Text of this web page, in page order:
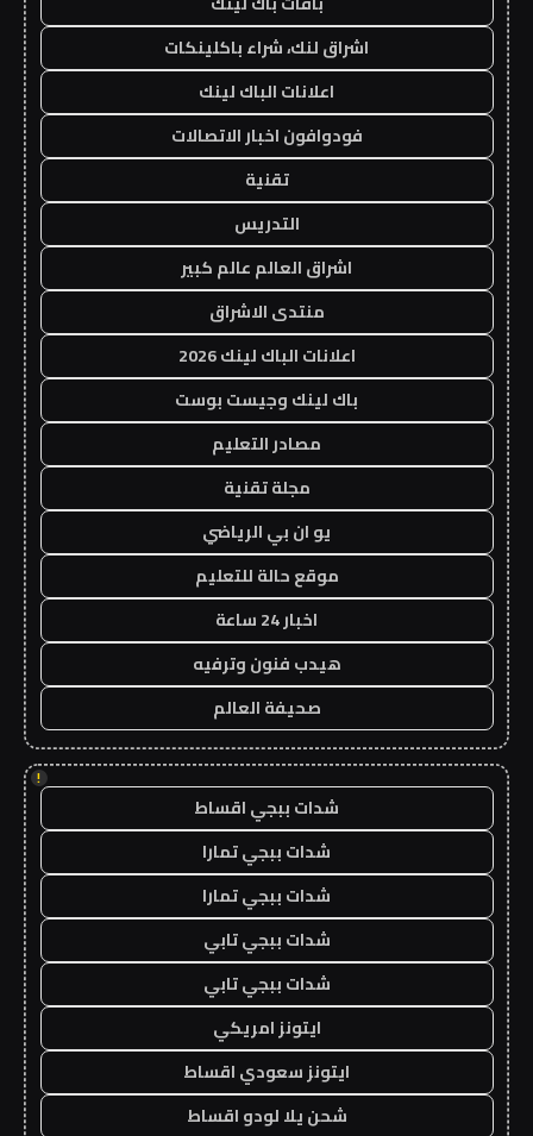
اشراق لنك، شراء باكلينكات
اعلانات الباك لينك
فودوافون اخبار الاتصالات
تقنية
التدريس
اشراق العالم عالم كبير
منتدى الاشراق
اعلانات الباك لينك 2026
باك لينك وجيست بوست
مصادر التعليم
مجلة تقنية
يو ان بي الرياضي
موقع حالة للتعليم
اخبار 24 ساعة
هيدب فنون وترفيه
صحيفة العالم
!
شدات ببجي اقساط
شدات ببجي تمارا
شدات ببجي تمارا
شدات ببجي تابي
شدات ببجي تابي
ايتونز امريكي
ايتونز سعودي اقساط
شحن يلا لودو اقساط